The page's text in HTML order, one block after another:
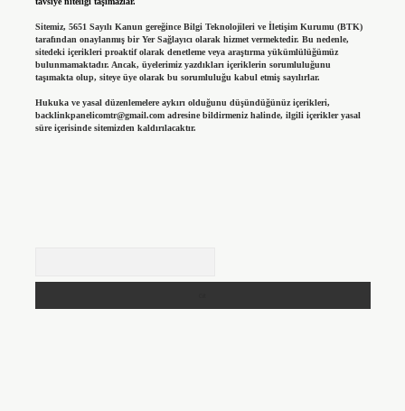
Sitemiz, 5651 Sayılı Kanun gereğince Bilgi Teknolojileri ve İletişim Kurumu (BTK)
tarafından onaylanmış bir Yer Sağlayıcı olarak hizmet vermektedir. Bu nedenle,
sitedeki içerikleri proaktif olarak denetleme veya araştırma yükümlülüğümüz
bulunmamaktadır. Ancak, üyelerimiz yazdıkları içeriklerin sorumluluğunu
taşımakta olup, siteye üye olarak bu sorumluluğu kabul etmiş sayılırlar.
Hukuka ve yasal düzenlemelere aykırı olduğunu düşündüğünüz içerikleri,
backlinkpanelicomtr@gmail.comadresine bildirmeniz halinde, ilgili içerikler yasal
süre içerisinde sitemizden kaldırılacaktır.